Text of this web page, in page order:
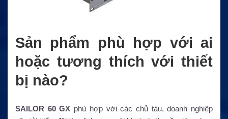
Sản phẩm phù hợp với ai
hoặc tương thích với thiết
bị nào?
SAILOR 60 GX phù hợp với các chủ tàu, doanh nghiệp